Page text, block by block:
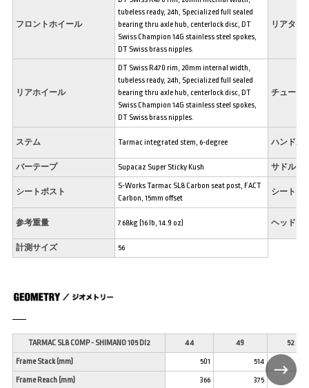
フロントホイール
tubeless ready, 24h, Specialized full sealed
bearing thru axle hub, centerlock disc, DT
Swiss Champion 14G stainless steel spokes,
DT Swiss brass nipples.
リアタイ
リアホイール
DT Swiss R470 rim, 20mm internal width,
tubeless ready, 24h, Specialized full sealed
bearing thru axle hub, centerlock disc, DT
Swiss Champion 14G stainless steel spokes,
DT Swiss brass nipples.
チューブ
ステム Tarmac integrated stem, 6-degree ハンドル
バーテープ Supacaz Super Sticky Kush サドル
シートポスト
S-Works Tarmac SL8 Carbon seat post, FACT
Carbon, 15mm offset
シートク
参考重量 7.68kg (16 lb, 14.9 oz) ヘッドセ
計測サイズ 56
TARMAC SL8 COMP - SHIMANO 105 DI2 44 49 52
Frame Stack (mm) 501 514
Frame Reach (mm) 366 375